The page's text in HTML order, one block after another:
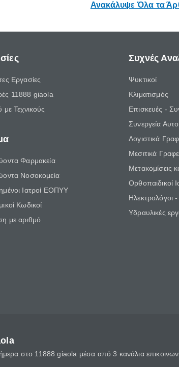
Ανακάλυψε Όλα τα
Εργασίες
11888 giaola
με Τεχνικούς
Φαρμακεία
Νοσοκομεία
Ιατροί ΕΟΠΥΥ
Κωδικοί
με αριθμό
Συχνές
Ψυκτικοί
Κλιματισμός
Επισκευές -
Συνεργεία
Λογιστικά
Μεσιτικά
Μετακομίσεις
Ορθοπαιδικοί
Ηλεκτρολόγοι
Υδραυλικές
στο 11888 giaola μέσα από 3 κανάλια